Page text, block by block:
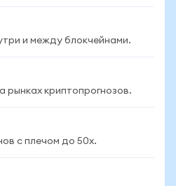
и между блокчейнами.
рынках криптопрогнозов.
с плечом до 50x.